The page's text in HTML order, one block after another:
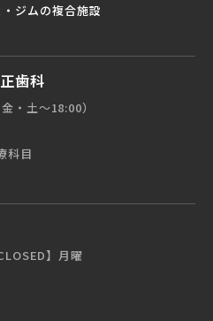
ジムの複合施設
歯科
金・土〜18:00）
科目
】月曜